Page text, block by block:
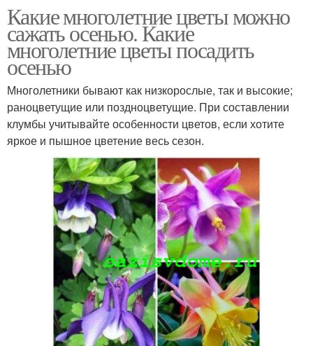
Какие многолетние цветы можно
сажать осенью. Какие
многолетние цветы посадить
осенью
Многолетники бывают как низкорослые, так и высокие;
раноцветущие или поздноцветущие. При составлении
клумбы учитывайте особенности цветов, если хотите
яркое и пышное цветение весь сезон.